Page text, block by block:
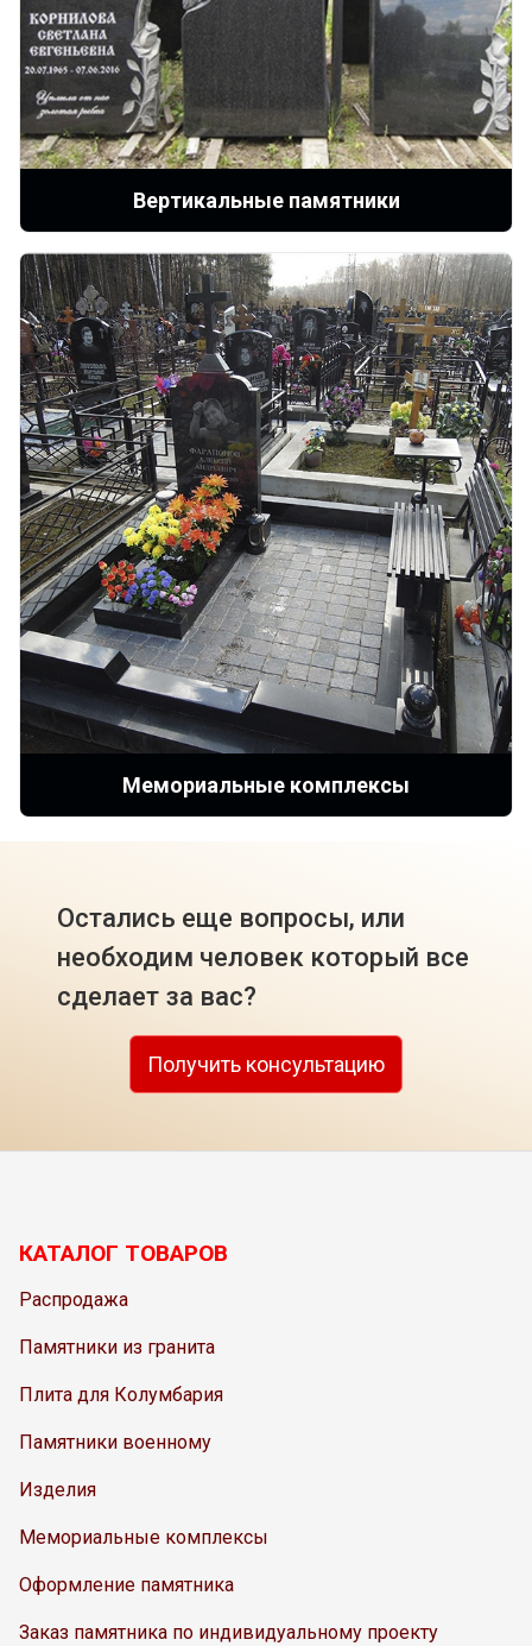
Вертикальные памятники
Мемориальные комплексы
Остались еще вопросы, или
необходим человек который все
сделает за вас?
Получить консультацию
КАТАЛОГ ТОВАРОВ
Распродажа
Памятники из гранита
Плита для Колумбария
Памятники военному
Изделия
Мемориальные комплексы
Оформление памятника
Заказ памятника по индивидуальному проекту